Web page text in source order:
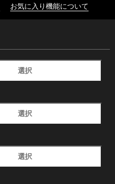
お気に入り機能について
選択
選択
選択